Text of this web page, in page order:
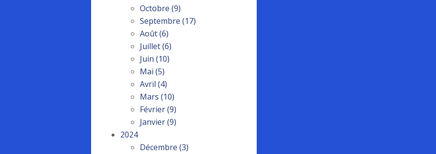
Octobre (9)
Septembre (17)
Août(6)
Juillet(6)
Juin (10)
Mai (5)
Avril (4)
Mars (10)
Février(9)
Janvier(9)
2024
Décembre (3)